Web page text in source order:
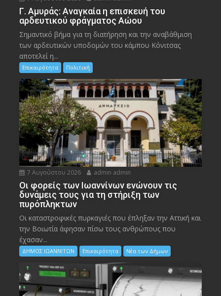
Γ. Αμυράς: Αναγκαία η επισκευή του
αρδευτικού φράγματος Αώου
Σημαντικό βήμα για τη διατήρηση και την αναβάθμιση
των αρδευτικών υποδομών του κάμπου Κόνιτσας
αποτελεί η...
Επικαιρότητα Πολιτική
7 Αυγούστου 2026 admin admin
Οι φορείς των Ιωαννίνων ενώνουν τις
δυνάμεις τους για τη στήριξη των
πυρόπληκτων
Οι καταστροφικές πυρκαγιές που έπληξαν την Αττική και
την Bοιωτία άφησαν πίσω τους ανθρώπους που
έχασαν...
ΔΗΜΟΣ ΙΩΑΝΝΙΤΩΝ Επικαιρότητα Νέα των Δήμων